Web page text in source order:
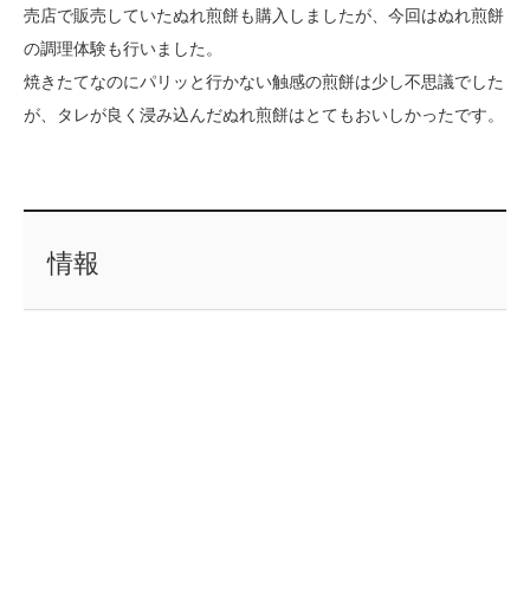
売店で販売していたぬれ煎餅も購入しましたが、今回はぬれ煎餅
の調理体験も行いました。
焼きたてなのにパリッと行かない触感の煎餅は少し不思議でした
が、タレが良く浸み込んだぬれ煎餅はとてもおいしかったです。
情報